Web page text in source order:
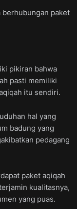
berhubungan paket
pikiran bahwa
pasti memiliki
itu sendiri.
hal yang
badung yang
pedagang
paket aqiqah
kualitasnya,
yang puas.